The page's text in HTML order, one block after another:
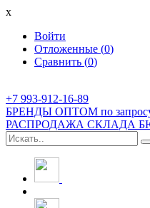
x
Войти
Отложенные (0)
Сравнить (0)
+7 993-912-16-89
БРЕНДЫ ОПТОМ по
РАСПРОДАЖА СКЛАДА